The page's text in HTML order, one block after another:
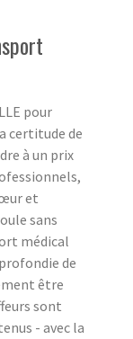
pour
certitude de
à un prix
et
sans
médical
de
être
sont
- avec la